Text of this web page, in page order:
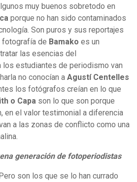
muy buenos sobretodo en
porque no han sido contaminados
Son puros y sus reportajes
fotografía de Bamako es un
las esencias del
estudiantes de periodismo van
no conocían a Agustí Centelles
los fotógrafos creían en lo que
o Capa son lo que son porque
en el valor testimonial a diferencia
a las zonas de conflicto como una
generación de fotoperiodistas
son los que se lo han currado